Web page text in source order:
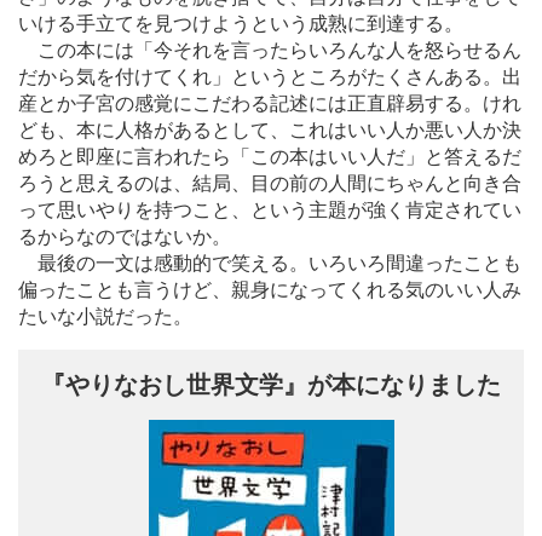
いける手立てを見つけようという成熟に到達する。
この本には「今それを言ったらいろんな人を怒らせるん
だから気を付けてくれ」というところがたくさんある。出
産とか子宮の感覚にこだわる記述には正直辟易する。けれ
ども、本に人格があるとして、これはいい人か悪い人か決
めろと即座に言われたら「この本はいい人だ」と答えるだ
ろうと思えるのは、結局、目の前の人間にちゃんと向き合
って思いやりを持つこと、という主題が強く肯定されてい
るからなのではないか。
最後の一文は感動的で笑える。いろいろ間違ったことも
偏ったことも言うけど、親身になってくれる気のいい人み
たいな小説だった。
『やりなおし世界文学』が本になりました